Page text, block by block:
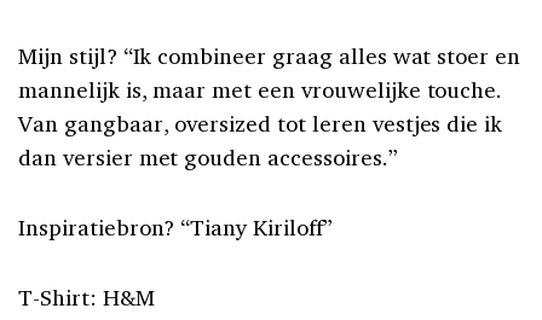
Mijn stijl? “Ik combineer graag alles wat stoer en
mannelijk is, maar met een vrouwelijke touche.
Van gangbaar, oversized tot leren vestjes die ik
dan versier met gouden accessoires.”
Inspiratiebron? “Tiany Kiriloff”
T-Shirt: H&M